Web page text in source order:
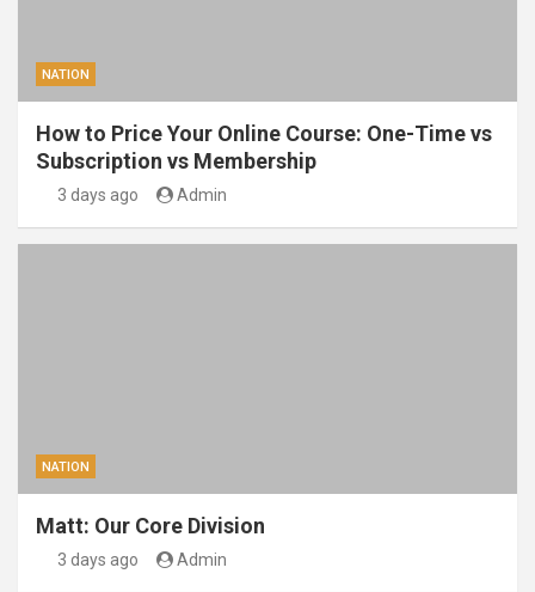
NATION
How to Price Your Online Course: One-Time vs
Subscription vs Membership
3 days ago Admin
NATION
Matt: Our Core Division
3 days ago Admin